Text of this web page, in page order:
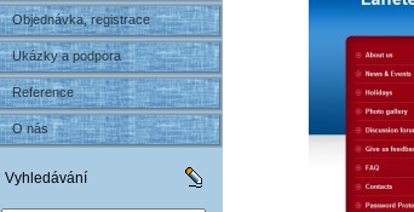
Objednávka, registrace
Ukázky a podpora
Reference
O nás
Vyhledávání